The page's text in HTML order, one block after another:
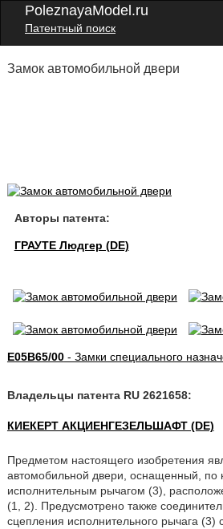
PoleznayaModel.ru
Патентный поиск
Замок автомобильной двери
Авторы патента:
ГРАУТЕ Людгер (DE)
E05B65/00- Замки специального
Владельцы патента RU 2621658:
КИЕКЕРТ АКЦИЕНГЕЗЕЛЬШАФТ (DE)
Предметом настоящего изобретения
автомобильной двери, оснащенный, по
исполнительным рычагом (3),
(1, 2). Предусмотрено также
сцепления исполнительного рычага (3)